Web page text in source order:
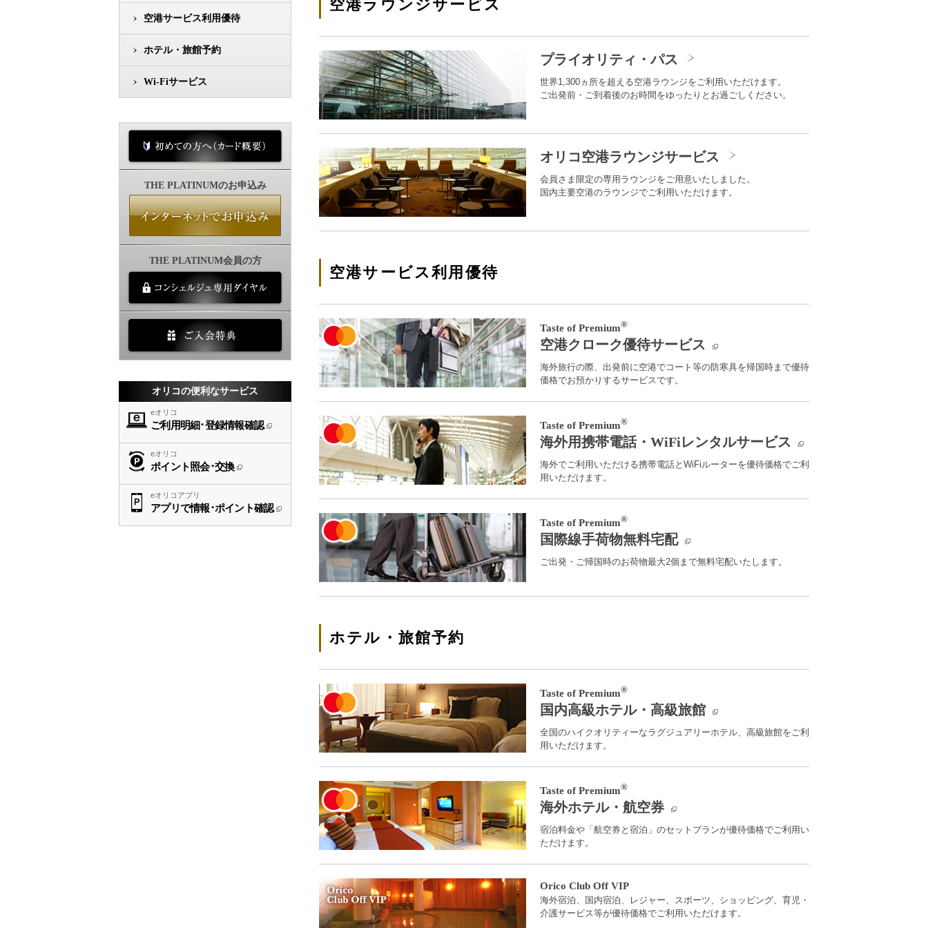
空港ラウンジサービス
プライオリティ・パス
世界1,300ヵ所を超える空港ラウンジをご利用いただけます。
ご出発前・ご到着後のお時間をゆったりとお過ごしください。
オリコ空港ラウンジサービス
会員さま限定の専用ラウンジをご用意いたしました。
国内主要空港のラウンジでご利用いただけます。
空港サービス利用優待
Taste of Premium®
空港クローク優待サービス
海外旅行の際、出発前に空港でコート等の防寒具を帰国時まで優待
価格でお預かりするサービスです。
Taste of Premium®
海外用携帯電話・WiFiレンタルサービス
海外でご利用いただける携帯電話とWiFiルーターを優待価格でご利
用いただけます。
Taste of Premium®
国際線手荷物無料宅配
ご出発・ご帰国時のお荷物最大2個まで無料宅配いたします。
ホテル・旅館予約
Taste of Premium®
国内高級ホテル・高級旅館
全国のハイクオリティーなラグジュアリーホテル、高級旅館をご利
用いただけます。
Taste of Premium®
海外ホテル・航空券
宿泊料金や「航空券と宿泊」のセットプランが優待価格でご利用い
ただけます。
Orico Club Off VIP
海外宿泊、国内宿泊、レジャー、スポーツ、ショッピング、育児・
介護サービス等が優待価格でご利用いただけます。
空港サービス利用優待
ホテル・旅館予約
Wi-Fiサービス
THE PLATINUMのお申込み
THE PLATINUM会員の方
オリコの便利なサービス
eオリコ
ご利用明細･登録情報確認
eオリコ
ポイント照会･交換
eオリコアプリ
アプリで情報･ポイント確認